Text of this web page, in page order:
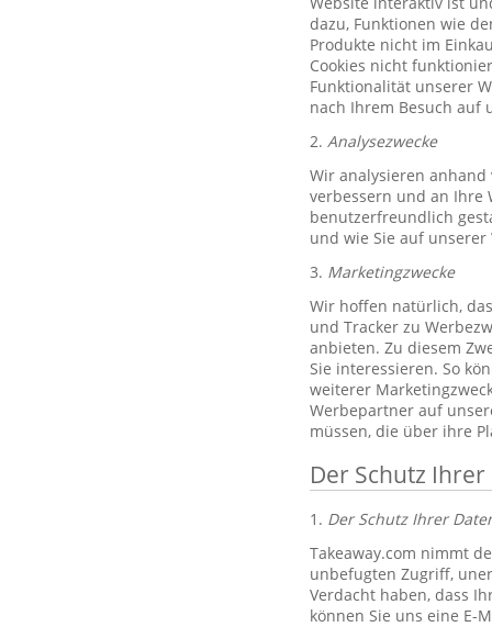
dazu, Funktionen wie
Produkte nicht im
Cookies nicht
Funktionalität unserer
nach Ihrem Besuch auf
2. Analysezwecke
Wir analysieren anhand
verbessern und an Ihre
benutzerfreundlich
und wie Sie auf
3. Marketingzwecke
Wir hoffen natürlich,
und Tracker zu
anbieten. Zu diesem
Sie interessieren. So
weiterer
Werbepartner auf
müssen, die über ihre
Der Schutz
1. Der Schutz Ihrer
Takeaway.com nimmt
unbefugten Zugriff,
Verdacht haben, dass
können Sie uns eine E-